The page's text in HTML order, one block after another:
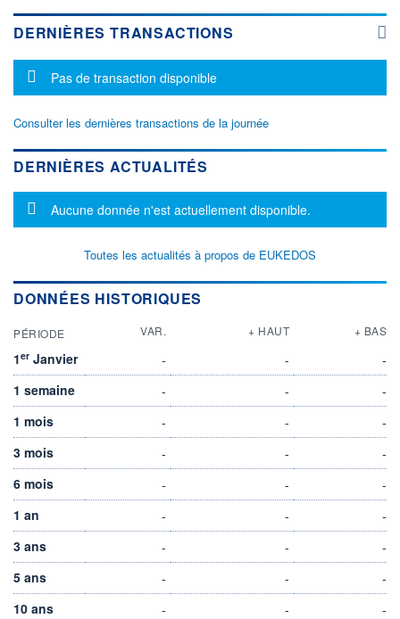
DERNIÈRES TRANSACTIONS
Message d'information
Pas de transaction disponible
Consulter les dernières transactions de la journée
DERNIÈRES ACTUALITÉS
Message d'information
Aucune donnée n'est actuellement disponible.
Toutes les actualités à propos de EUKEDOS
DONNÉES HISTORIQUES
PÉRIODE VAR. + HAUT + BAS
1er Janvier - -
-
1 semaine
- -
-
1 mois
- -
-
3 mois
- -
-
6 mois
- -
-
1 an
- -
-
3 ans
- -
-
5 ans
- -
-
10 ans
- -
-